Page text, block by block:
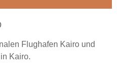
Flughafen Kairo und
Kairo.